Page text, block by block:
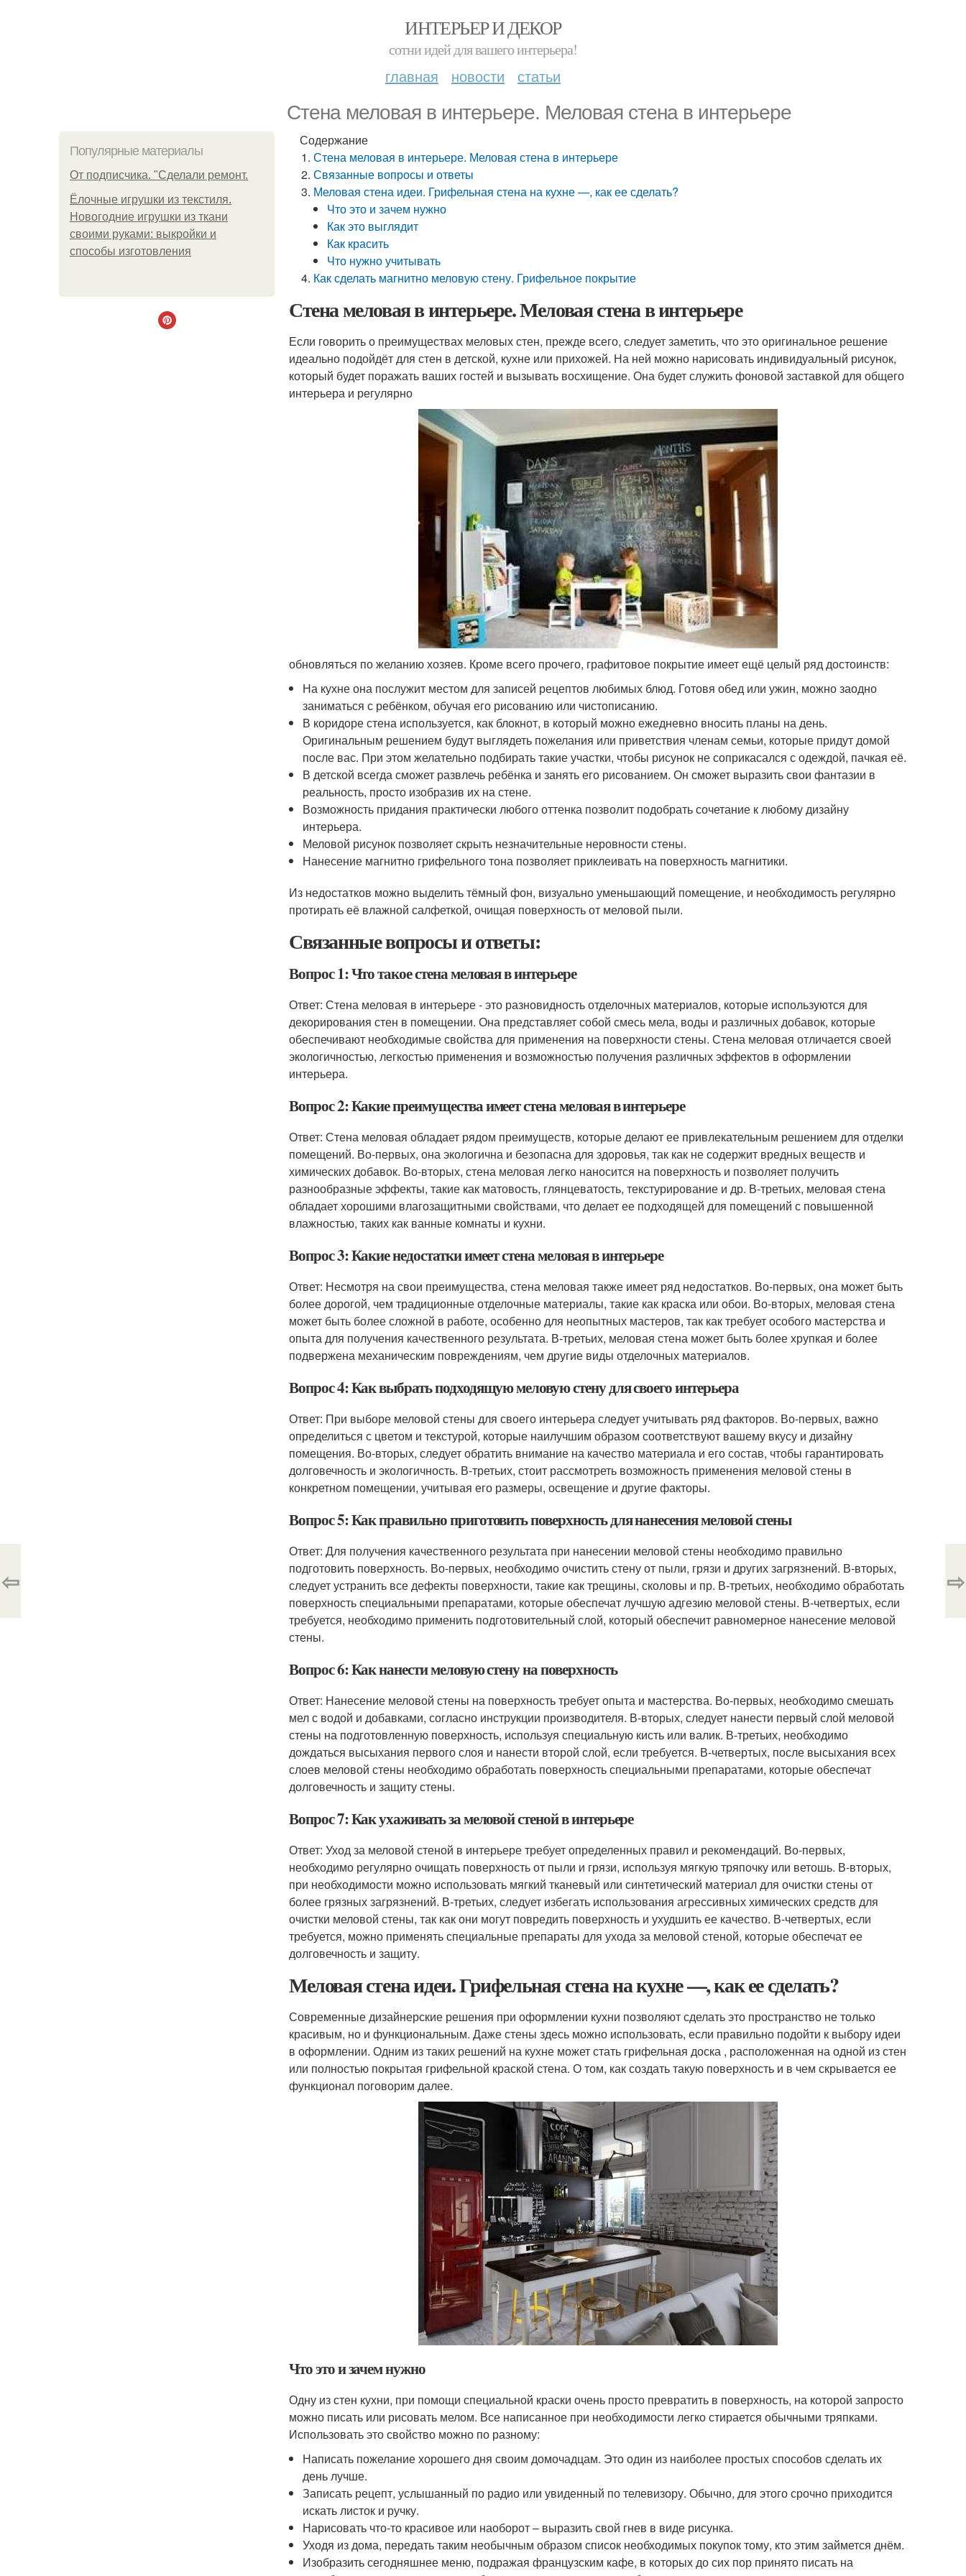
ИНТЕРЬЕР И ДЕКОР
сотни идей для вашего интерьера!
главная новости статьи
Стена меловая в интерьере. Меловая стена в интерьере
Популярные материалы
От подписчика. "Сделали ремонт.
Ёлочные игрушки из текстиля.
Новогодние игрушки из ткани
своими руками: выкройки и
способы изготовления
Содержание
Стена меловая в интерьере. Меловая стена в интерьере
Связанные вопросы и ответы
Меловая стена идеи. Грифельная стена на кухне —, как ее сделать?
Что это и зачем нужно
Как это выглядит
Как красить
Что нужно учитывать
Как сделать магнитно меловую стену. Грифельное покрытие
Стена меловая в интерьере. Меловая стена в интерьере
Если говорить о преимуществах меловых стен, прежде всего, следует заметить, что это оригинальное решение
идеально подойдёт для стен в детской, кухне или прихожей. На ней можно нарисовать индивидуальный рисунок,
который будет поражать ваших гостей и вызывать восхищение. Она будет служить фоновой заставкой для общего
интерьера и регулярно
обновляться по желанию хозяев. Кроме всего прочего, графитовое покрытие имеет ещё целый ряд достоинств:
На кухне она послужит местом для записей рецептов любимых блюд. Готовя обед или ужин, можно заодно
заниматься с ребёнком, обучая его рисованию или чистописанию.
В коридоре стена используется, как блокнот, в который можно ежедневно вносить планы на день.
Оригинальным решением будут выглядеть пожелания или приветствия членам семьи, которые придут домой
после вас. При этом желательно подбирать такие участки, чтобы рисунок не соприкасался с одеждой, пачкая её.
В детской всегда сможет развлечь ребёнка и занять его рисованием. Он сможет выразить свои фантазии в
реальность, просто изобразив их на стене.
Возможность придания практически любого оттенка позволит подобрать сочетание к любому дизайну
интерьера.
Меловой рисунок позволяет скрыть незначительные неровности стены.
Нанесение магнитно грифельного тона позволяет приклеивать на поверхность магнитики.
Из недостатков можно выделить тёмный фон, визуально уменьшающий помещение, и необходимость регулярно
протирать её влажной салфеткой, очищая поверхность от меловой пыли.
Связанные вопросы и ответы:
Вопрос 1: Что такое стена меловая в интерьере
Ответ: Стена меловая в интерьере - это разновидность отделочных материалов, которые используются для
декорирования стен в помещении. Она представляет собой смесь мела, воды и различных добавок, которые
обеспечивают необходимые свойства для применения на поверхности стены. Стена меловая отличается своей
экологичностью, легкостью применения и возможностью получения различных эффектов в оформлении
интерьера.
Вопрос 2: Какие преимущества имеет стена меловая в интерьере
Ответ: Стена меловая обладает рядом преимуществ, которые делают ее привлекательным решением для отделки
помещений. Во-первых, она экологична и безопасна для здоровья, так как не содержит вредных веществ и
химических добавок. Во-вторых, стена меловая легко наносится на поверхность и позволяет получить
разнообразные эффекты, такие как матовость, глянцеватость, текстурирование и др. В-третьих, меловая стена
обладает хорошими влагозащитными свойствами, что делает ее подходящей для помещений с повышенной
влажностью, таких как ванные комнаты и кухни.
Вопрос 3: Какие недостатки имеет стена меловая в интерьере
Ответ: Несмотря на свои преимущества, стена меловая также имеет ряд недостатков. Во-первых, она может быть
более дорогой, чем традиционные отделочные материалы, такие как краска или обои. Во-вторых, меловая стена
может быть более сложной в работе, особенно для неопытных мастеров, так как требует особого мастерства и
опыта для получения качественного результата. В-третьих, меловая стена может быть более хрупкая и более
подвержена механическим повреждениям, чем другие виды отделочных материалов.
Вопрос 4: Как выбрать подходящую меловую стену для своего интерьера
Ответ: При выборе меловой стены для своего интерьера следует учитывать ряд факторов. Во-первых, важно
определиться с цветом и текстурой, которые наилучшим образом соответствуют вашему вкусу и дизайну
помещения. Во-вторых, следует обратить внимание на качество материала и его состав, чтобы гарантировать
долговечность и экологичность. В-третьих, стоит рассмотреть возможность применения меловой стены в
конкретном помещении, учитывая его размеры, освещение и другие факторы.
Вопрос 5: Как правильно приготовить поверхность для нанесения меловой стены
Ответ: Для получения качественного результата при нанесении меловой стены необходимо правильно
подготовить поверхность. Во-первых, необходимо очистить стену от пыли, грязи и других загрязнений. В-вторых,
следует устранить все дефекты поверхности, такие как трещины, сколовы и пр. В-третьих, необходимо обработать
поверхность специальными препаратами, которые обеспечат лучшую адгезию меловой стены. В-четвертых, если
требуется, необходимо применить подготовительный слой, который обеспечит равномерное нанесение меловой
стены.
Вопрос 6: Как нанести меловую стену на поверхность
Ответ: Нанесение меловой стены на поверхность требует опыта и мастерства. Во-первых, необходимо смешать
мел с водой и добавками, согласно инструкции производителя. В-вторых, следует нанести первый слой меловой
стены на подготовленную поверхность, используя специальную кисть или валик. В-третьих, необходимо
дождаться высыхания первого слоя и нанести второй слой, если требуется. В-четвертых, после высыхания всех
слоев меловой стены необходимо обработать поверхность специальными препаратами, которые обеспечат
долговечность и защиту стены.
Вопрос 7: Как ухаживать за меловой стеной в интерьере
Ответ: Уход за меловой стеной в интерьере требует определенных правил и рекомендаций. Во-первых,
необходимо регулярно очищать поверхность от пыли и грязи, используя мягкую тряпочку или ветошь. В-вторых,
при необходимости можно использовать мягкий тканевый или синтетический материал для очистки стены от
более грязных загрязнений. В-третьих, следует избегать использования агрессивных химических средств для
очистки меловой стены, так как они могут повредить поверхность и ухудшить ее качество. В-четвертых, если
требуется, можно применять специальные препараты для ухода за меловой стеной, которые обеспечат ее
долговечность и защиту.
Меловая стена идеи. Грифельная стена на кухне —, как ее сделать?
Современные дизайнерские решения при оформлении кухни позволяют сделать это пространство не только
красивым, но и функциональным. Даже стены здесь можно использовать, если правильно подойти к выбору идеи
в оформлении. Одним из таких решений на кухне может стать грифельная доска , расположенная на одной из стен
или полностью покрытая грифельной краской стена. О том, как создать такую поверхность и в чем скрывается ее
функционал поговорим далее.
Что это и зачем нужно
Одну из стен кухни, при помощи специальной краски очень просто превратить в поверхность, на которой запросто
можно писать или рисовать мелом. Все написанное при необходимости легко стирается обычными тряпками.
Использовать это свойство можно по разному:
Написать пожелание хорошего дня своим домочадцам. Это один из наиболее простых способов сделать их
день лучше.
Записать рецепт, услышанный по радио или увиденный по телевизору. Обычно, для этого срочно приходится
искать листок и ручку.
Нарисовать что-то красивое или наоборот – выразить свой гнев в виде рисунка.
Уходя из дома, передать таким необычным образом список необходимых покупок тому, кто этим займется днём.
Изобразить сегодняшнее меню, подражая французским кафе, в которых до сих пор принято писать на
⇦ ⇨